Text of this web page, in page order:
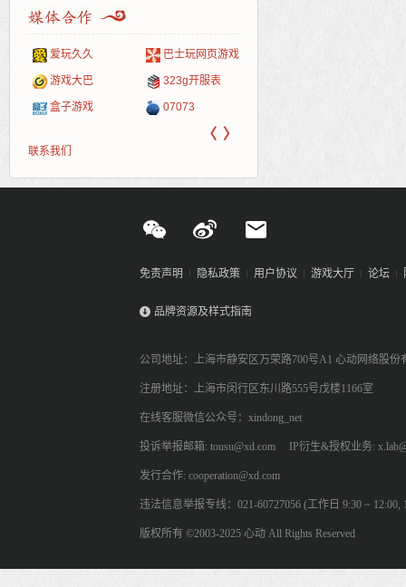
爱玩久久 巴士玩网页游戏
游戏大巴 323g开服表
盒子游戏 07073
〈 〉
联系我们
免责声明 隐私政策 用户协议 游戏大厅 论坛
品牌资源及样式指南
公司地址：上海市静安区万荣路700号A1 心动网络股份
注册地址：上海市闵行区东川路555号戊楼1166室
在线客服微信公众号：xindong_net
投诉举报邮箱: tousu@xd.com IP衍生&授权业务:
发行合作: cooperation@xd.com
违法信息举报专线：021-60727056 (工作日 9:30 ~ 12:00,
版权所有 ©2003-2025 心动 All Rights Reserved